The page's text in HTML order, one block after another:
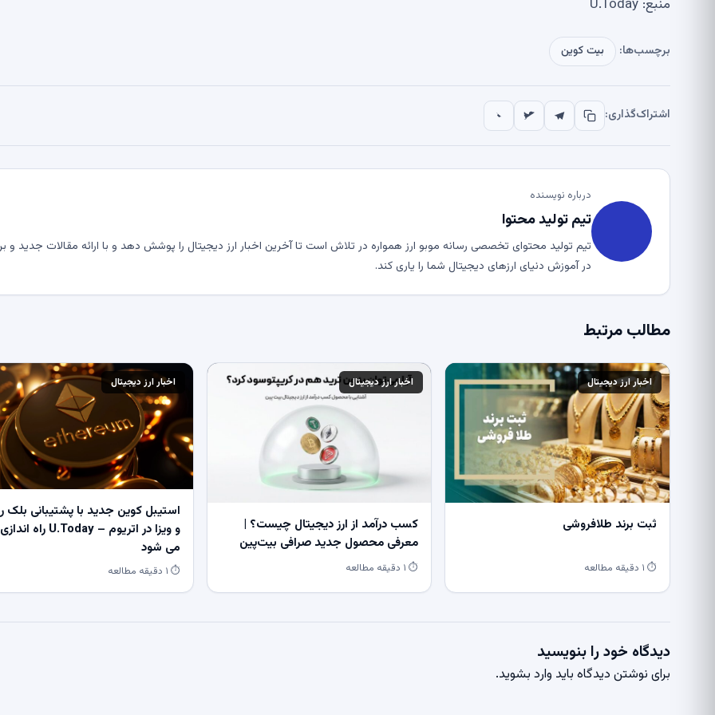
منبع: U.Today
برچسب‌ها: بیت کوین
اشتراک‌گذاری:
درباره نویسنده
تیم تولید محتوا
تیم تولید محتوای تخصصی رسانه موبو ارز همواره در تلاش است تا آخرین اخبار ارز دیجیتال را پوشش دهد و با ارائه مقالات جدید و
در آموزش دنیای ارزهای دیجیتال شما را یاری کند.
مطالب مرتبط
اخبار ارز دیجیتال
ثبت برند طلافروشی
⏱ ۱ دقیقه مطالعه
اخبار ارز دیجیتال
کسب درآمد از ارز دیجیتال چیست؟ |
معرفی محصول جدید صرافی بیت‌پین
⏱ ۱ دقیقه مطالعه
اخبار ارز دیجیتال
استیبل کوین جدید با پشتیبانی بلک
و ویزا در اتریوم – U.Today راه اندازی
می شود
⏱ ۱ دقیقه مطالعه
دیدگاه خود را بنویسید
برای نوشتن دیدگاه باید وارد بشوید.